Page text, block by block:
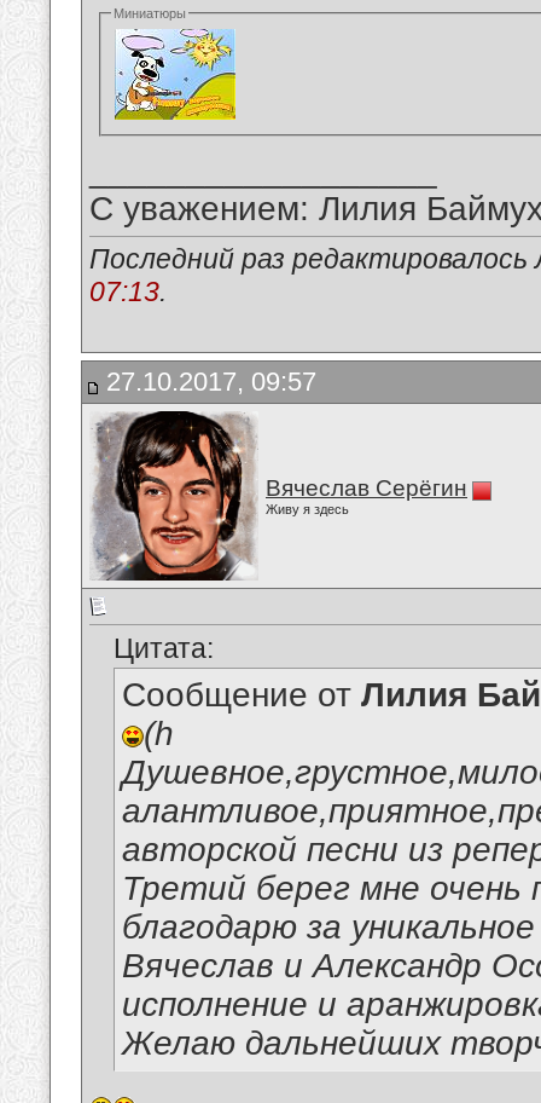
Миниатюры
С уважением: Лилия
Последний раз
07:13.
27.10.2017, 09:57
Вячеслав Серёгин
Живу я здесь
Цитата:
Сообщение от Лилия
(h
авторской песни из
Третий берег мне очень
благодарю за
Вячеслав и Александр
исполнение и
Желаю дальнейших